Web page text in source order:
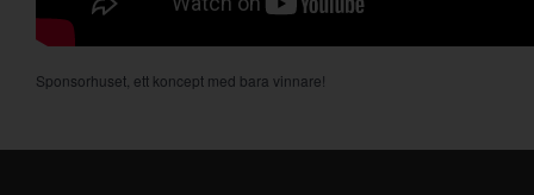
Sponsorhuset, ett koncept med bara vinnare!